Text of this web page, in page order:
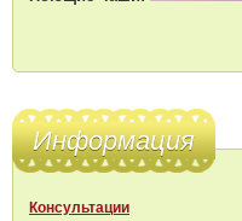
Информация
Консультации